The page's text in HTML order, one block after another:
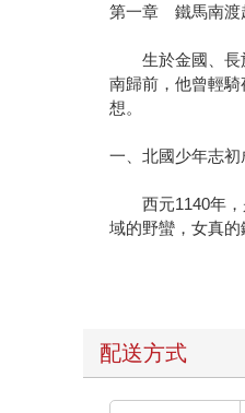
第一章 鐵馬南渡
生於金國、長於
南歸前，他曾輕
想。
一、北國少年志初
西元1140年，
域的野蠻，女真
事情還要從十三
最終將宋國國君
時光流轉，十三
名家、豪放派詞
配送方式